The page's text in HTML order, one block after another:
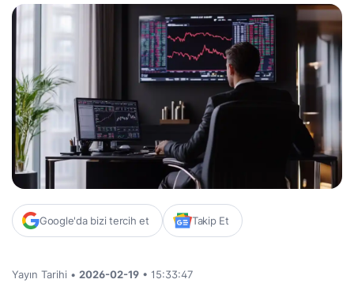
Google'da bizi tercih et Takip Et
Yayın Tarihi • 2026-02-19 • 15:33:47